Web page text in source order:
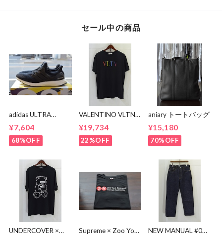
セール中の商品
adidas ULTRA
¥7,604
68%OFF
VALENTINO VLTN
¥19,734
22%OFF
aniary トートバッグ
¥15,180
70%OFF
UNDERCOVER ×
Supreme × Zoo York
NEW MANUAL #017